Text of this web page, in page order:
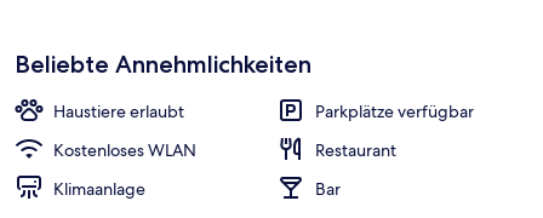
Beliebte Annehmlichkeiten
Haustiere erlaubt
Parkplätze verfügbar
Kostenloses WLAN
Restaurant
Klimaanlage
Bar